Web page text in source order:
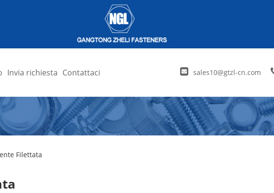
Invia richiesta Contattaci sales10@gtzl-cn.com
Filettata